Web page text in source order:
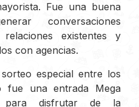
Fue una buena
conversaciones
existentes y
con agencias.
especial entre los
fue una entrada Mega
para disfrutar de la